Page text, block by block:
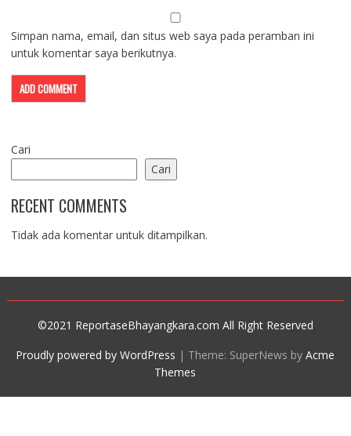
Simpan nama, email, dan situs web saya pada peramban ini
untuk komentar saya berikutnya.
Cari
Cari
RECENT COMMENTS
Tidak ada komentar untuk ditampilkan.
©2021 ReportaseBhayangkara.com All Right Reserved
Proudly powered by WordPress | Theme: SuperNews byAcme
Themes